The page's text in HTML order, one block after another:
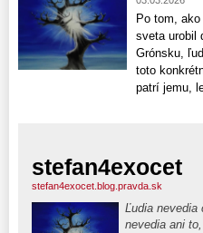
Po tom,
sveta urobil
Grónsku,
toto
patrí jemu,
stefan4exocet
stefan4exocet.blog.pravda.sk
Ľudia nevedia
nevedia ani